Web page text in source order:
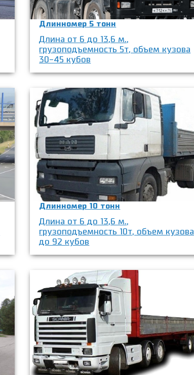
Длинномер 5 тонн
Длина от 6 до 13,6 м.,
грузоподъемность 5т, объем кузова
30-45 кубов
Длинномер 10 тонн
Длина от 6 до 13,6 м.,
грузоподъемность 10т, объем кузова
до 92 кубов